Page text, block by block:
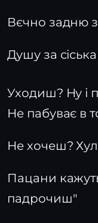
Вєчно задню
Душу за
Уходиш? Ну і
Не пабуває в
Не хочеш?
Пацани
падрочиш"